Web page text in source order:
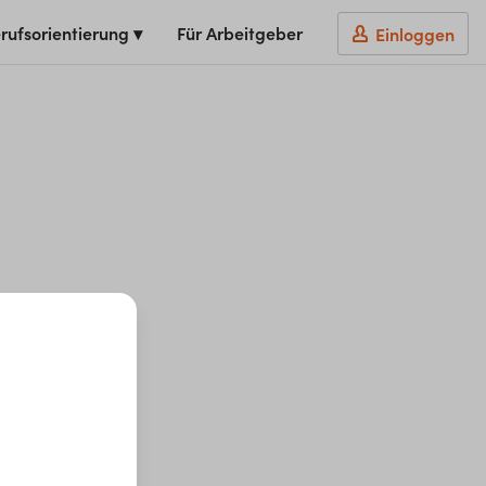
▾ Für Arbeitgeber Einloggen